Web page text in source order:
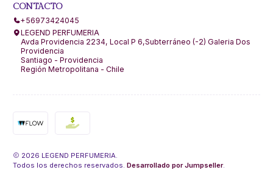
CONTACTO
+56973424045
LEGEND PERFUMERIA
Avda Providencia 2234, Local P 6,Subterráneo (-2) Galeria Dos
Providencia
Santiago - Providencia
Región Metropolitana - Chile
2026 LEGEND PERFUMERIA.
Todos los derechos reservados. Desarrollado por Jumpseller.